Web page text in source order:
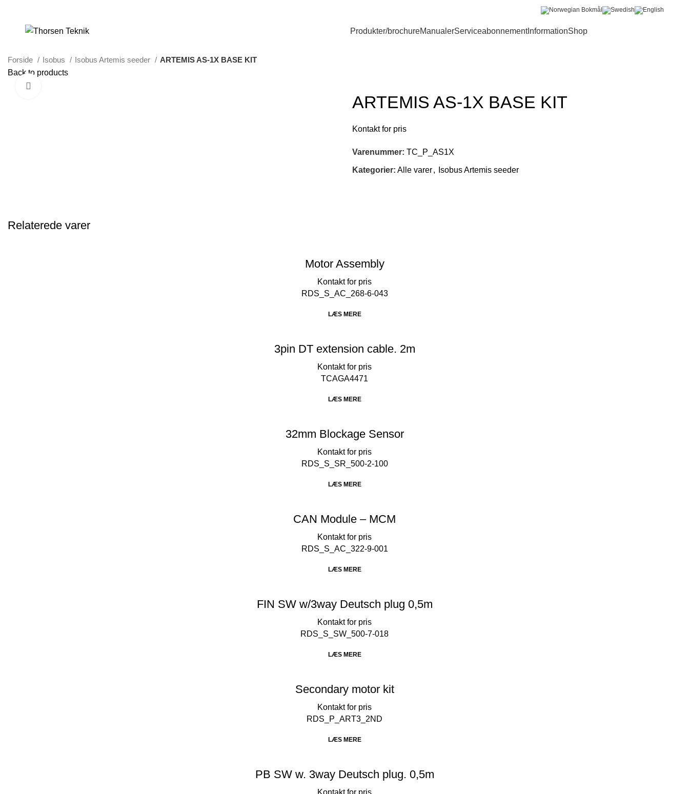
Produkter/brochureManualerServiceabonnementInformationShop
Forside Isobus Isobus Artemis seeder
ARTEMIS AS-1X BASE KIT
Back to products
ARTEMIS AS-1X BASE KIT
Varenummer: TC_P_AS1X
Kategorier: Alle varer, Isobus Artemis seeder
Relaterede varer
Motor Assembly
RDS_S_AC_268-6-043
LÆS MERE
3pin DT extension cable. 2m
TCAGA4471
LÆS MERE
32mm Blockage Sensor
RDS_S_SR_500-2-100
LÆS MERE
CAN Module – MCM
RDS_S_AC_322-9-001
LÆS MERE
FIN SW w/3way Deutsch plug 0,5m
RDS_S_SW_500-7-018
LÆS MERE
Secondary motor kit
RDS_P_ART3_2ND
LÆS MERE
PB SW w. 3way Deutsch plug. 0,5m